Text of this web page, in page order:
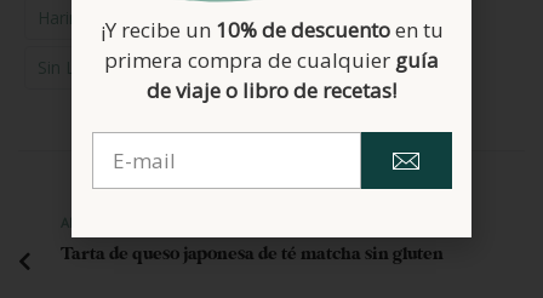
Harina De Arroz Harina Trigo Sarraceno
Sin Lactosa
ANTERIOR
Tarta de queso japonesa de té matcha sin gluten
¡Y recibe un 10% de descuentoen tu
primera compra de cualquier guía
de viaje o libro de recetas!